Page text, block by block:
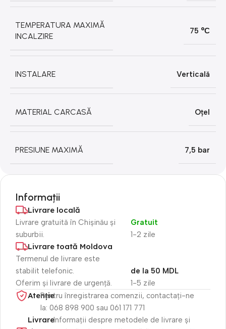
TEMPERATURA MAXIMĂ
INCALZIRE
75 °С
INSTALARE Verticală
MATERIAL CARCASĂ Oțel
PRESIUNE MAXIMĂ 7,5 bar
Informații
Livrare locală
Livrare gratuită în Chișinău și
suburbii.
1-2 zile
Gratuit
Livrare toată Moldova
Termenul de livrare este
stabilit telefonic.
Oferim și livrare de urgență.
1-5 zile
de la 50 MDL
Atenție​Pentru înregistrarea comenzii, contactați-ne
la: 068 898 900 sau 061 171 771
LivrareInformații despre metodele de livrare și